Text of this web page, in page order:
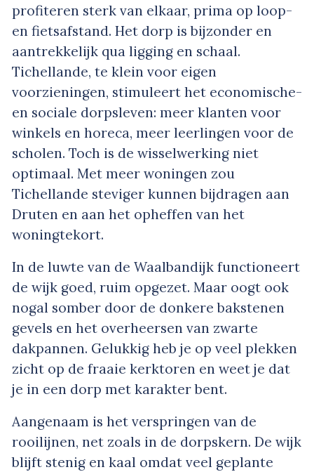
profiteren sterk van elkaar, prima op loop-
en fietsafstand. Het dorp is bijzonder en
aantrekkelijk qua ligging en schaal.
Tichellande, te klein voor eigen
voorzieningen, stimuleert het economische-
en sociale dorpsleven: meer klanten voor
winkels en horeca, meer leerlingen voor de
scholen. Toch is de wisselwerking niet
optimaal. Met meer woningen zou
Tichellande steviger kunnen bijdragen aan
Druten en aan het opheffen van het
woningtekort.
In de luwte van de Waalbandijk functioneert
de wijk goed, ruim opgezet. Maar oogt ook
nogal somber door de donkere bakstenen
gevels en het overheersen van zwarte
dakpannen. Gelukkig heb je op veel plekken
zicht op de fraaie kerktoren en weet je dat
je in een dorp met karakter bent.
Aangenaam is het verspringen van de
rooilijnen, net zoals in de dorpskern. De wijk
blijft stenig en kaal omdat veel geplante